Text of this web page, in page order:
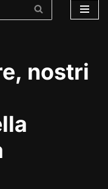
nostri